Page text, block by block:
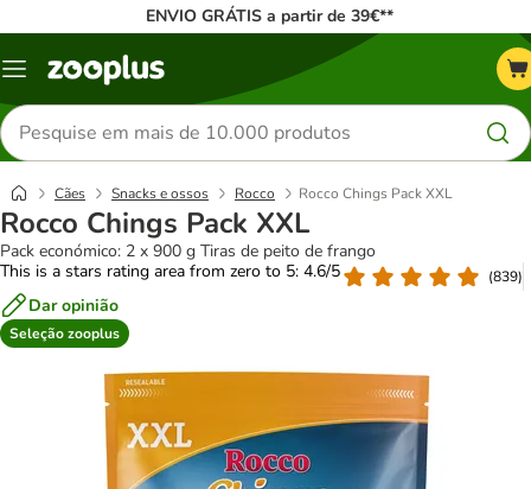
ENVIO GRÁTIS a partir de 39€**
Menu
Pesquisar
produtos
Cães Snacks e ossos Rocco Rocco Chings Pack XXL
Rocco Chings Pack XXL
Pack económico: 2 x 900 g Tiras de peito de frango
This is a stars rating area from zero to 5: 4.6/5
(839)
Dar opinião
Seleção zooplus